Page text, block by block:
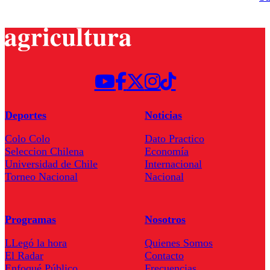
Deportes
Colo Colo
Seleccion Chilena
Universidad de Chile
Torneo Nacional
Noticias
Dato Practico
Economía
Internacional
Nacional
Programas
LLegó la hora
El Radar
Nosotros
Quienes Somos
Contacto